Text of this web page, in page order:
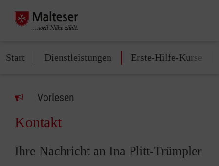
Start Dienstleistungen Erste-Hilfe-Kurse
Vorlesen
Kontakt
Ihre Nachricht an Ina Plitt-Trümpler